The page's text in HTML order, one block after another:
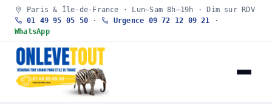
Paris & Île-de-France · Lun–Sam 8h–19h · Dim sur RDV
01 49 95 05 50 · Urgence 09 72 12 09 21 ·
WhatsApp